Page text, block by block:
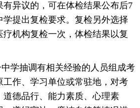
有异议的，可在体检结果公布后7
学提出复检要求。复检另外选择
疗机构复检一次，体检结果以复
学抽调有相关经验的人员组成考
作、学习单位或常驻地，对考
德品行、能力素质、心理素